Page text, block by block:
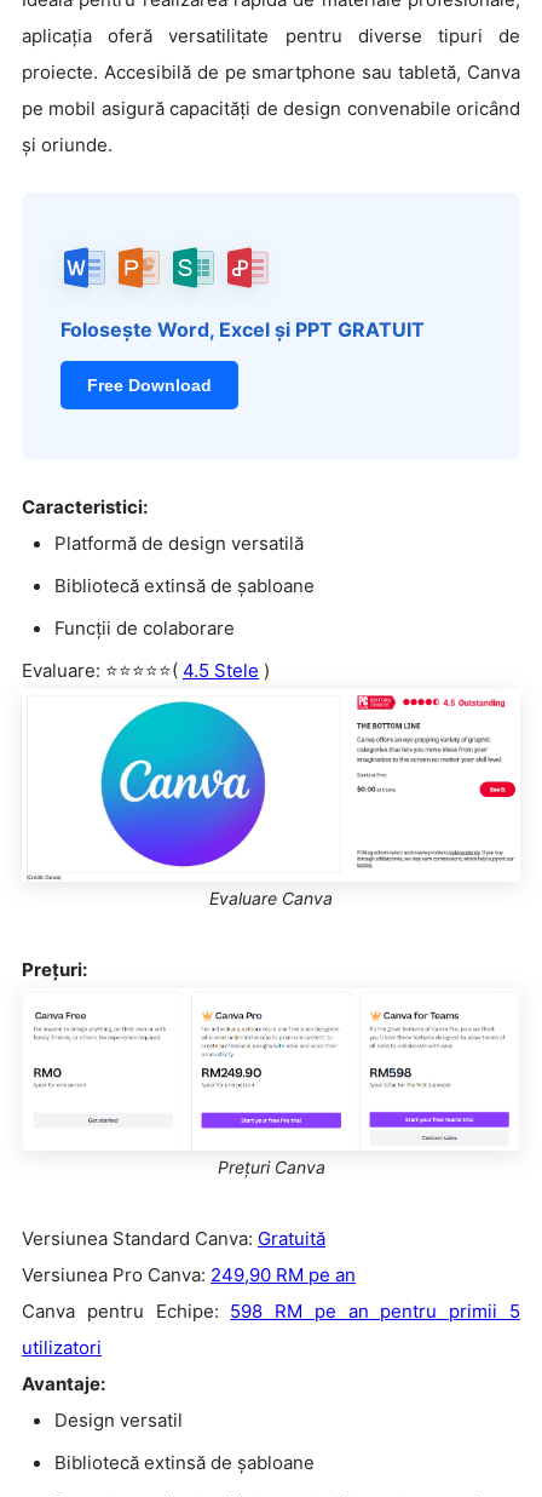
aplicația oferă versatilitate pentru diverse tipuri de
proiecte. Accesibilă de pe smartphone sau tabletă, Canva
pe mobil asigură capacități de design convenabile oricând
și oriunde.
Folosește Word, Excel și PPT GRATUIT
Free Download
Caracteristici:
Platformă de design versatilă
Bibliotecă extinsă de șabloane
Funcții de colaborare
Evaluare: ⭐⭐⭐⭐⭐( 4.5 Stele )
Evaluare Canva
Prețuri:
Prețuri Canva
Versiunea Standard Canva: Gratuită
Versiunea Pro Canva: 249,90 RM pe an
Canva pentru Echipe: 598 RM pe an pentru primii 5
utilizatori
Avantaje:
Design versatil
Bibliotecă extinsă de șabloane